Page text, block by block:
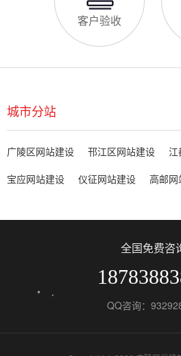
客户验收
城市分站
广陵区网站建设 邗江区网站建设
江
宝应网站建设
仪征网站建设 高邮
全国免费咨
QQ咨询：